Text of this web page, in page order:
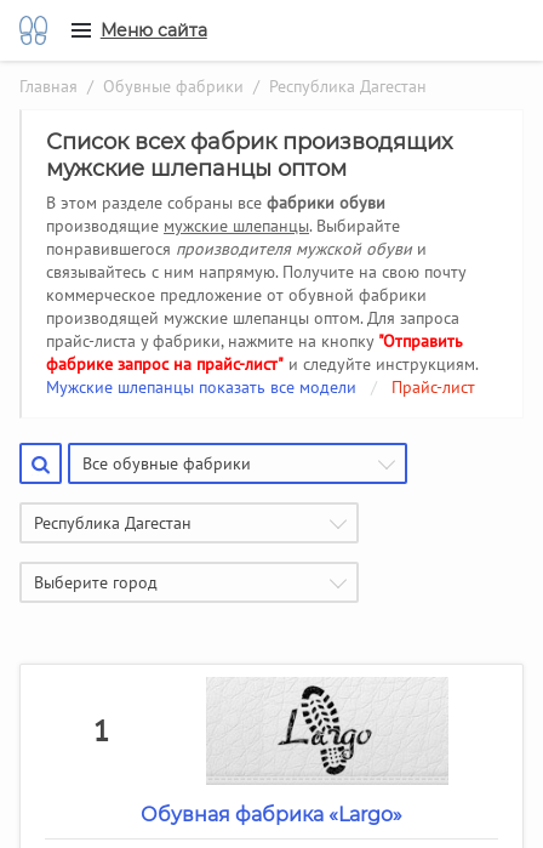
Меню сайта
Главная / Обувные фабрики / Республика Дагестан
Список всех фабрик производящих
мужские шлепанцы оптом
В этом разделе собраны все фабрики обуви
производящие мужские шлепанцы. Выбирайте
понравившегося производителя мужской обувии
связывайтесь с ним напрямую. Получите на свою почту
коммерческое предложение от обувной фабрики
производящей мужские шлепанцы оптом. Для запроса
прайс-листа у фабрики, нажмите на кнопку "Отправить
фабрике запрос на прайс-лист" и следуйте инструкциям.
Мужские шлепанцы показать все модели
/ Прайс-лист
Все обувные фабрики
Республика Дагестан
Выберите город
1
Обувная фабрика «Largo»